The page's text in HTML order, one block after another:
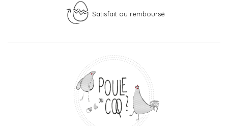
Satisfait ou remboursé